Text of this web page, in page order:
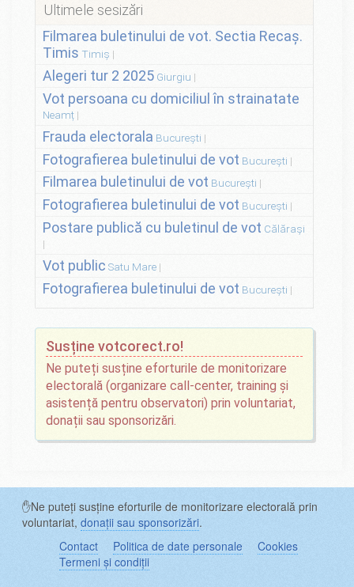
Ultimele sesizări
Filmarea buletinului de vot. Sectia Recaș.
Timis Timiș
Alegeri tur 2 2025 Giurgiu
Vot persoana cu domiciliul în strainatate
Neamț
Frauda electorala București
Fotografierea buletinului de vot București
Filmarea buletinului de vot București
Fotografierea buletinului de vot București
Postare publică cu buletinul de vot Călărași
Vot public Satu Mare
Fotografierea buletinului de vot București
Susține votcorect.ro!
Ne puteți susține eforturile de monitorizare
electorală (organizare call-center, training și
asistență pentru observatori) prin voluntariat,
donații sau sponsorizări.
✋Ne puteți susține eforturile de monitorizare electorală prin
voluntariat, donații sau sponsorizări.
Contact
Politica de date personale
Cookies
Termeni și condiții